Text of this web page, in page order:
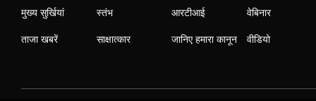
मुख्य सुर्खियां
ताजा खबरें
स्तंभ
साक्षात्कार
आरटीआई
जानिए हमारा कानून
वेबिनार
वीडियो